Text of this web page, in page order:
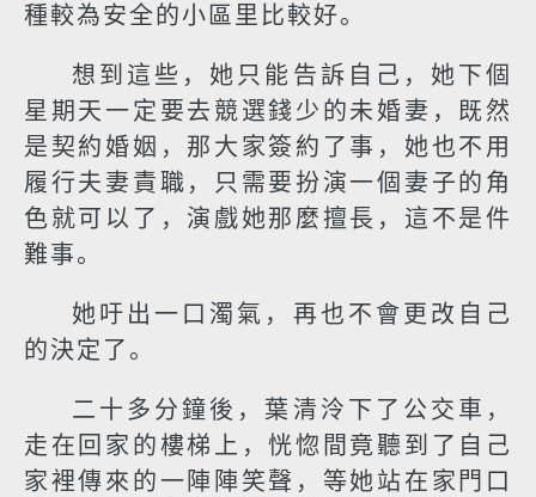
種較為安全的小區里比較好。
想到這些，她只能告訴自己，她下個
星期天一定要去競選錢少的未婚妻，既然
是契約婚姻，那大家簽約了事，她也不用
履行夫妻責職，只需要扮演一個妻子的角
色就可以了，演戲她那麼擅長，這不是件
難事。
她吁出一口濁氣，再也不會更改自己
的決定了。
二十多分鐘後，葉清泠下了公交車，
走在回家的樓梯上，恍惚間竟聽到了自己
家裡傳來的一陣陣笑聲，等她站在家門口